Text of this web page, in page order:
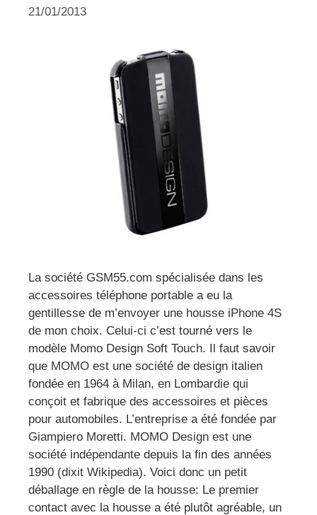
21/01/2013
La société GSM55.com spécialisée dans les
accessoires téléphone portable a eu la
gentillesse de m’envoyer une housse iPhone 4S
de mon choix. Celui-ci c’est tourné vers le
modèle Momo Design Soft Touch. Il faut savoir
que MOMO est une société de design italien
fondée en 1964 à Milan, en Lombardie qui
conçoit et fabrique des accessoires et pièces
pour automobiles. L’entreprise a été fondée par
Giampiero Moretti. MOMO Design est une
société indépendante depuis la fin des années
1990 (dixit Wikipedia). Voici donc un petit
déballage en règle de la housse: Le premier
contact avec la housse a été plutôt agréable, un